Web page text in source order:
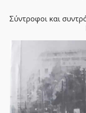
Σύντροφοι και